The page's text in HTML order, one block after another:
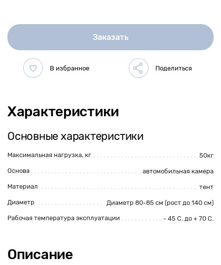
Заказать
Характеристики
Основные характеристики
Максимальная нагрузка, кг 50кг
Основа автомобильная камера
Материал тент
Диаметр Диаметр 80-85 см (рост до 140 см)
Рабочая температура эксплуатации - 45 С. до + 70 С.
Описание